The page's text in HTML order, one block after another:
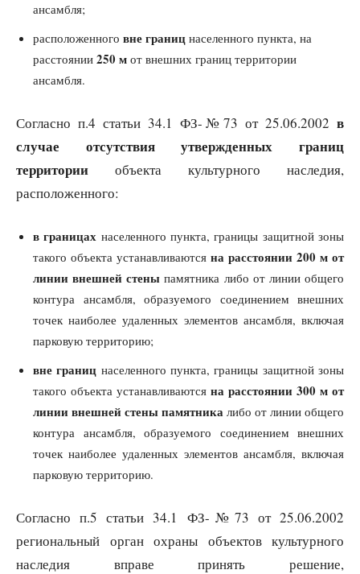
ансамбля;
расположенного вне границ населенного пункта, на
расстоянии 250 м от внешних границ территории
ансамбля.
Согласно п.4 статьи 34.1 ФЗ-№73 от 25.06.2002 в
случае отсутствия утвержденных границ
территории объекта культурного наследия,
расположенного:
в границах населенного пункта, границы защитной зоны
такого объекта устанавливаются на расстоянии 200 м от
линии внешней стены памятника либо от линии общего
контура ансамбля, образуемого соединением внешних
точек наиболее удаленных элементов ансамбля, включая
парковую территорию;
вне границ населенного пункта, границы защитной зоны
такого объекта устанавливаются на расстоянии 300 м от
линии внешней стены памятника либо от линии общего
контура ансамбля, образуемого соединением внешних
точек наиболее удаленных элементов ансамбля, включая
парковую территорию.
Согласно п.5 статьи 34.1 ФЗ-№73 от 25.06.2002
региональный орган охраны объектов культурного
наследия вправе принять решение,